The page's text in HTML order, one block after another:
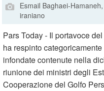
Esmail Baghaei-
iraniano
Pars Today - Il portavoce
ha respinto
infondate contenute nella
riunione dei ministri degli
Cooperazione del Golfo